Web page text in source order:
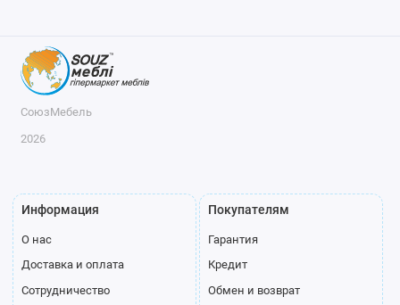
СоюзМебель
2026
Информация
О нас
Доставка и оплата
Сотрудничество
Покупателям
Гарантия
Кредит
Обмен и возврат